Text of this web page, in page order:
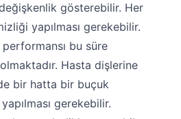
gösterebilir. Her
yapılması gerekebilir.
performansı bu süre
Hasta dişlerine
bir hatta bir buçuk
gerekebilir.